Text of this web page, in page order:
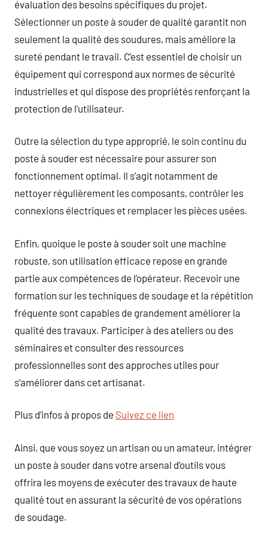
évaluation des besoins spécifiques du projet.
Sélectionner un poste à souder de qualité garantit non
seulement la qualité des soudures, mais améliore la
sureté pendant le travail. C’est essentiel de choisir un
équipement qui correspond aux normes de sécurité
industrielles et qui dispose des propriétés renforçant la
protection de l’utilisateur.
Outre la sélection du type approprié, le soin continu du
poste à souder est nécessaire pour assurer son
fonctionnement optimal. Il s’agit notamment de
nettoyer régulièrement les composants, contrôler les
connexions électriques et remplacer les pièces usées.
Enfin, quoique le poste à souder soit une machine
robuste, son utilisation efficace repose en grande
partie aux compétences de l’opérateur. Recevoir une
formation sur les techniques de soudage et la répétition
fréquente sont capables de grandement améliorer la
qualité des travaux. Participer à des ateliers ou des
séminaires et consulter des ressources
professionnelles sont des approches utiles pour
s’améliorer dans cet artisanat.
Plus d’infos à propos de Suivez ce lien
Ainsi, que vous soyez un artisan ou un amateur, intégrer
un poste à souder dans votre arsenal d’outils vous
offrira les moyens de exécuter des travaux de haute
qualité tout en assurant la sécurité de vos opérations
de soudage.